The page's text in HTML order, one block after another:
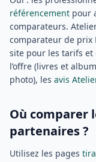
référencement pour
comparateurs.
comparateur de prix
site pour les tarifs et
l’offre (livres et
photo), les avis
Où comparer
partenaires ?
Utilisez les pages